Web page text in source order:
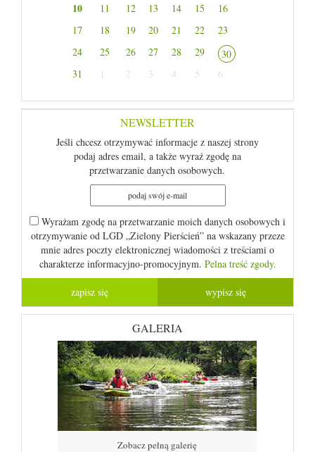
10 11 12 13 14 15
16
17
18 19 20 21 22
23
24
25 26 27 28 29
30
31
1 2 3 4 5 6
NEWSLETTER
Jeśli chcesz otrzymywać informacje z naszej strony
podaj adres email, a także wyraź zgodę na
przetwarzanie danych osobowych.
Wyrażam zgodę na przetwarzanie moich danych osobowych i
otrzymywanie od LGD „Zielony Pierścień” na wskazany przeze
mnie adres poczty elektronicznej wiadomości z treściami o
charakterze informacyjno-promocyjnym. Pelna treść zgody.
GALERIA
Zobacz pełną galerię